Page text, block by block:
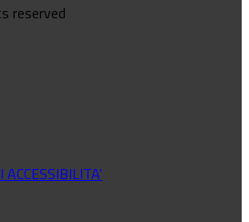
reserved